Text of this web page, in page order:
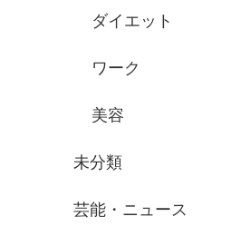
ダイエット
ワーク
美容
未分類
芸能・ニュース